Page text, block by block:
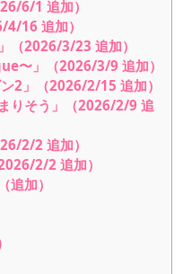
6/1 追加）
16 追加）
（2026/3/23 追加）
〜」（2026/3/9 追加）
2」（2026/2/15 追加）
りそう」（2026/2/9 追
2/2 追加）
2/2 追加）
追加）